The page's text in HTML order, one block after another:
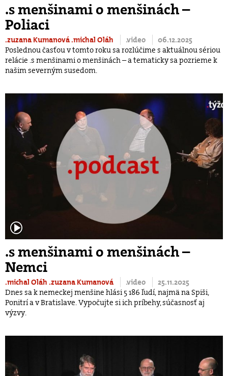
.s menšinami o menšinách –
Poliaci
.zuzana Kumanová.michal Oláh .video
06.12.2025
Poslednou časťou v tomto roku sa rozlúčime s aktuálnou sériou
relácie .s menšinami o menšinách – a tematicky sa pozrieme k
našim severným susedom.
.s menšinami o menšinách –
Nemci
.michal Oláh .zuzana Kumanová .video
25.11.2025
Dnes sa k nemeckej menšine hlási 5 186 ľudí, najmä na Spiši,
Ponitrí a v Bratislave. Vypočujte si ich príbehy, súčasnosť aj
výzvy.